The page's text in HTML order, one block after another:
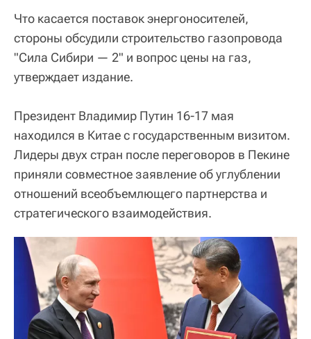
Что касается поставок энергоносителей,
стороны обсудили строительство газопровода
"Сила Сибири — 2" и вопрос цены на газ,
утверждает издание.
Президент Владимир Путин 16-17 мая
находился в Китае с государственным визитом.
Лидеры двух стран после переговоров в Пекине
приняли совместное заявление об углублении
отношений всеобъемлющего партнерства и
стратегического взаимодействия.